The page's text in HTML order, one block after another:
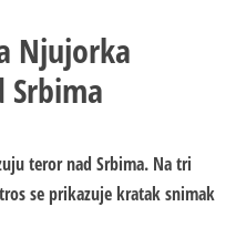
Njujorka
teror nad Srbima. Na tri
se prikazuje kratak snimak